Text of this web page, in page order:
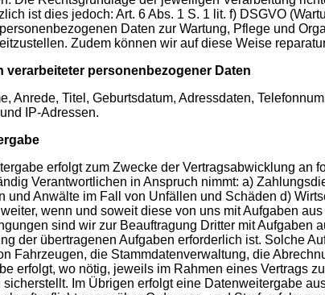
ist dies jedoch: Art. 6 Abs. 1 S. 1 lit. f) DSGVO
personenbezogenen Daten zur Wartung, Pflege und
Zudem können wir auf diese Weise
verarbeiteter personenbezogener Daten
Anrede, Titel, Geburtsdatum, Adressdaten,
IP-Adressen.
erfolgt zum Zwecke der Vertragsabwicklung
Verantwortlichen in Anspruch nimmt: a)
und Anwälte im Fall von Unfällen und Schäden d)
wenn und soweit diese von uns mit Aufgaben
sind wir zur Beauftragung Dritter mit Aufgaben
der übertragenen Aufgaben erforderlich ist. Solche
Fahrzeugen, die Stammdatenverwaltung, die
erfolgt, wo nötig, jeweils im Rahmen eines Vertrags
sicherstellt. Im Übrigen erfolgt eine Datenweitergabe